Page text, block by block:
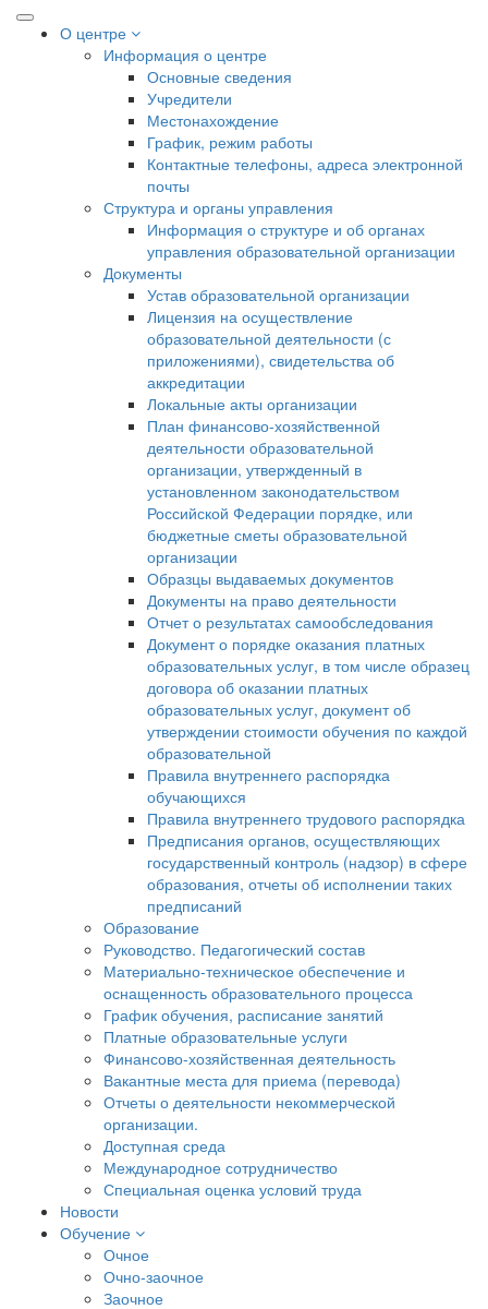
О центре
Информация о центре
Основные сведения
Учредители
Местонахождение
График, режим работы
Контактные телефоны, адреса электронной
почты
Структура и органы управления
Информация о структуре и об органах
управления образовательной организации
Документы
Устав образовательной организации
Лицензия на осуществление
образовательной деятельности (с
приложениями), свидетельства об
аккредитации
Локальные акты организации
План финансово-хозяйственной
деятельности образовательной
организации, утвержденный в
установленном законодательством
Российской Федерации порядке, или
бюджетные сметы образовательной
организации
Образцы выдаваемых документов
Документы на право деятельности
Отчет о результатах самообследования
Документ о порядке оказания платных
образовательных услуг, в том числе образец
договора об оказании платных
образовательных услуг, документ об
утверждении стоимости обучения по каждой
образовательной
Правила внутреннего распорядка
обучающихся
Правила внутреннего трудового распорядка
Предписания органов, осуществляющих
государственный контроль (надзор) в сфере
образования, отчеты об исполнении таких
предписаний
Образование
Руководство. Педагогический состав
Материально-техническое обеспечение и
оснащенность образовательного процесса
График обучения, расписание занятий
Платные образовательные услуги
Финансово-хозяйственная деятельность
Вакантные места для приема (перевода)
Отчеты о деятельности некоммерческой
организации.
Доступная среда
Международное сотрудничество
Специальная оценка условий труда
Новости
Обучение
Очное
Очно-заочное
Заочное